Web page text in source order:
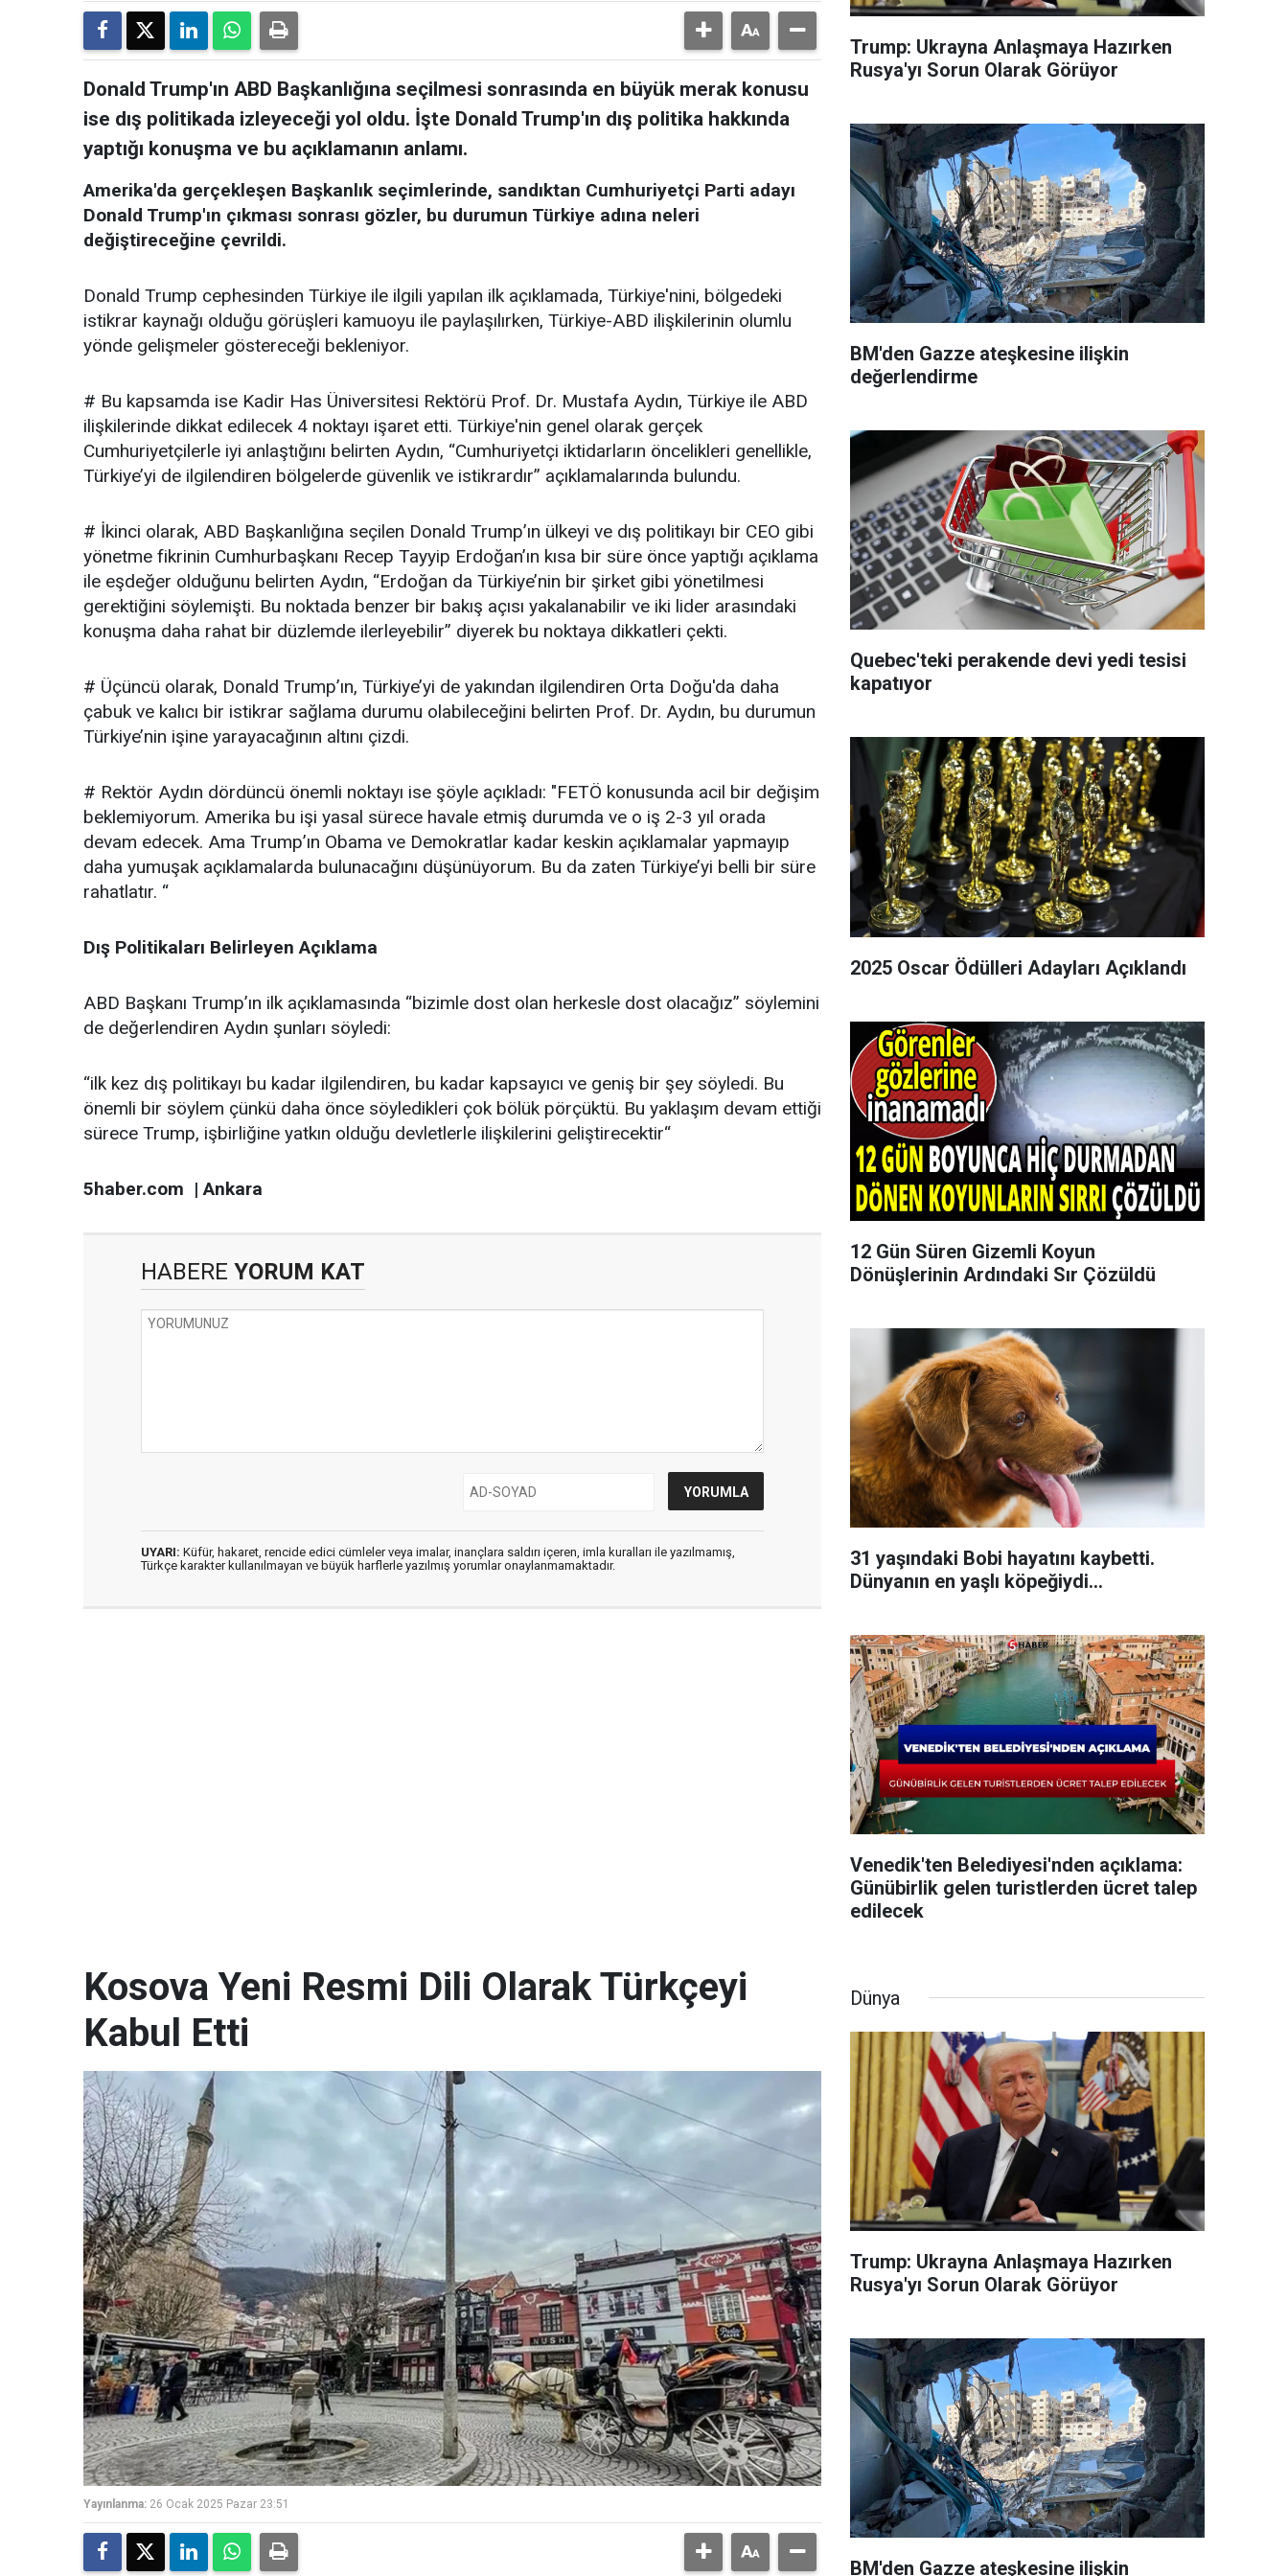
Donald Trump'ın ABD Başkanlığına seçilmesi sonrasında en büyük merak konusu
ise dış politikada izleyeceği yol oldu. İşte Donald Trump'ın dış politika hakkında
yaptığı konuşma ve bu açıklamanın anlamı.
Amerika'da gerçekleşen Başkanlık seçimlerinde, sandıktan Cumhuriyetçi Parti adayı
Donald Trump'ın çıkması sonrası gözler, bu durumun Türkiye adına neleri
değiştireceğine çevrildi.
Donald Trump cephesinden Türkiye ile ilgili yapılan ilk açıklamada, Türkiye'nini, bölgedeki
istikrar kaynağı olduğu görüşleri kamuoyu ile paylaşılırken, Türkiye-ABD ilişkilerinin olumlu
yönde gelişmeler göstereceği bekleniyor.
# Bu kapsamda ise Kadir Has Üniversitesi Rektörü Prof. Dr. Mustafa Aydın, Türkiye ile ABD
ilişkilerinde dikkat edilecek 4 noktayı işaret etti. Türkiye'nin genel olarak gerçek
Cumhuriyetçilerle iyi anlaştığını belirten Aydın, “Cumhuriyetçi iktidarların öncelikleri genellikle,
Türkiye’yi de ilgilendiren bölgelerde güvenlik ve istikrardır” açıklamalarında bulundu.
# İkinci olarak, ABD Başkanlığına seçilen Donald Trump’ın ülkeyi ve dış politikayı bir CEO gibi
yönetme fikrinin Cumhurbaşkanı Recep Tayyip Erdoğan’ın kısa bir süre önce yaptığı açıklama
ile eşdeğer olduğunu belirten Aydın, “Erdoğan da Türkiye’nin bir şirket gibi yönetilmesi
gerektiğini söylemişti. Bu noktada benzer bir bakış açısı yakalanabilir ve iki lider arasındaki
konuşma daha rahat bir düzlemde ilerleyebilir” diyerek bu noktaya dikkatleri çekti.
# Üçüncü olarak, Donald Trump’ın, Türkiye’yi de yakından ilgilendiren Orta Doğu'da daha
çabuk ve kalıcı bir istikrar sağlama durumu olabileceğini belirten Prof. Dr. Aydın, bu durumun
Türkiye’nin işine yarayacağının altını çizdi.
# Rektör Aydın dördüncü önemli noktayı ise şöyle açıkladı: "FETÖ konusunda acil bir değişim
beklemiyorum. Amerika bu işi yasal sürece havale etmiş durumda ve o iş 2-3 yıl orada
devam edecek. Ama Trump’ın Obama ve Demokratlar kadar keskin açıklamalar yapmayıp
daha yumuşak açıklamalarda bulunacağını düşünüyorum. Bu da zaten Türkiye’yi belli bir süre
rahatlatır. “
Dış Politikaları Belirleyen Açıklama
ABD Başkanı Trump’ın ilk açıklamasında “bizimle dost olan herkesle dost olacağız” söylemini
de değerlendiren Aydın şunları söyledi:
“ilk kez dış politikayı bu kadar ilgilendiren, bu kadar kapsayıcı ve geniş bir şey söyledi. Bu
önemli bir söylem çünkü daha önce söyledikleri çok bölük pörçüktü. Bu yaklaşım devam ettiği
sürece Trump, işbirliğine yatkın olduğu devletlerle ilişkilerini geliştirecektir“
5haber.com | Ankara
HABERE YORUM KAT
UYARI: Küfür, hakaret, rencide edici cümleler veya imalar, inançlara saldırı içeren, imla kuralları ile yazılmamış,
Türkçe karakter kullanılmayan ve büyük harflerle yazılmış yorumlar onaylanmamaktadır.
Trump: Ukrayna Anlaşmaya Hazırken
Rusya'yı Sorun Olarak Görüyor
BM'den Gazze ateşkesine ilişkin
değerlendirme
Quebec'teki perakende devi yedi tesisi
kapatıyor
2025 Oscar Ödülleri Adayları Açıklandı
12 Gün Süren Gizemli Koyun
Dönüşlerinin Ardındaki Sır Çözüldü
31 yaşındaki Bobi hayatını kaybetti.
Dünyanın en yaşlı köpeğiydi...
Venedik'ten Belediyesi'nden açıklama:
Günübirlik gelen turistlerden ücret talep
edilecek
Kosova Yeni Resmi Dili Olarak Türkçeyi
Kabul Etti
Yayınlanma: 26 Ocak 2025 Pazar 23:51
Dünya
Trump: Ukrayna Anlaşmaya Hazırken
Rusya'yı Sorun Olarak Görüyor
BM'den Gazze ateşkesine ilişkin